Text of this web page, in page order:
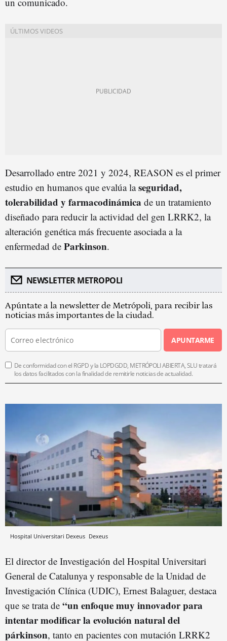
Desarrollado entre 2021 y 2024, REASON es el primer
estudio en humanos que evalúa laseguridad,
tolerabilidad y farmacodinámica de un tratamiento
diseñado para reducir la actividad del gen LRRK2, la
alteración genética más frecuente asociada a la
enfermedad de Parkinson.
NEWSLETTER METROPOLI
Apúntate a la newsletter de Metrópoli, para recibir las
noticias más importantes de la ciudad.
APUNTARME
De conformidad con el RGPD y la LOPDGDD, METRÓPOLI ABIERTA, SLU tratará
los datos facilitados con la finalidad de remitirle noticias de actualidad.
Hospital Universitari Dexeus Dexeus
El director de Investigación del Hospital Universitari
General de Catalunya y responsable de la Unidad de
Investigación Clínica (UDIC), Ernest Balaguer, destaca
que se trata de “un enfoque muy innovador para
intentar modificar la evolución natural del
párkinson, tanto en pacientes con mutación LRRK2